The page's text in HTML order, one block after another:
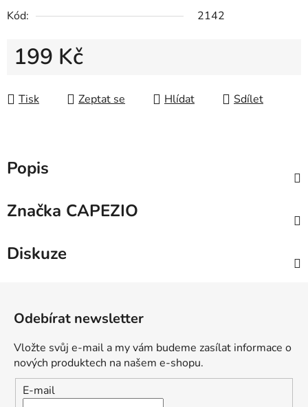
Kód:
2142
199 Kč
Tisk
Zeptat se Hlídat Sdílet
Popis
Značka CAPEZIO
Diskuze
Odebírat newsletter
Vložte svůj e-mail a my vám budeme zasílat informace o
nových produktech na našem e-shopu.
E-mail